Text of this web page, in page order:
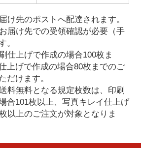
け先のポストへ配達されます。
届け先での受領確認が必要（手
。
仕上げで作成の場合100枚ま
上げで作成の場合80枚までのご
だけます。
料無料となる規定枚数は、印刷
合101枚以上、写真キレイ仕上げ
以上のご注文が対象となりま